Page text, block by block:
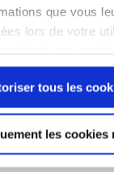
que vous
lors de votre
site Web.
tous les
les cookies